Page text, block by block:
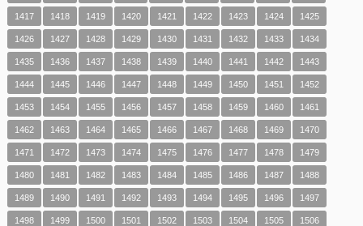
1417 1418 1419 1420 1421 1422 1423 1424 1425
1426 1427 1428 1429 1430 1431 1432 1433 1434
1435 1436 1437 1438 1439 1440 1441 1442 1443
1444 1445 1446 1447 1448 1449 1450 1451 1452
1453 1454 1455 1456 1457 1458 1459 1460 1461
1462 1463 1464 1465 1466 1467 1468 1469 1470
1471 1472 1473 1474 1475 1476 1477 1478 1479
1480 1481 1482 1483 1484 1485 1486 1487 1488
1489 1490 1491 1492 1493 1494 1495 1496 1497
1498 1499 1500 1501 1502 1503 1504 1505 1506